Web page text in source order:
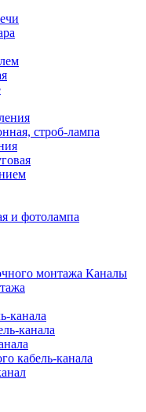
строб-лампа
и фотолампа
Каналы
канала
канала
кабель-канала